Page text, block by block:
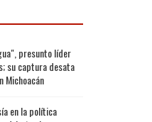
presunto líder
su captura desata
Michoacán
en la política